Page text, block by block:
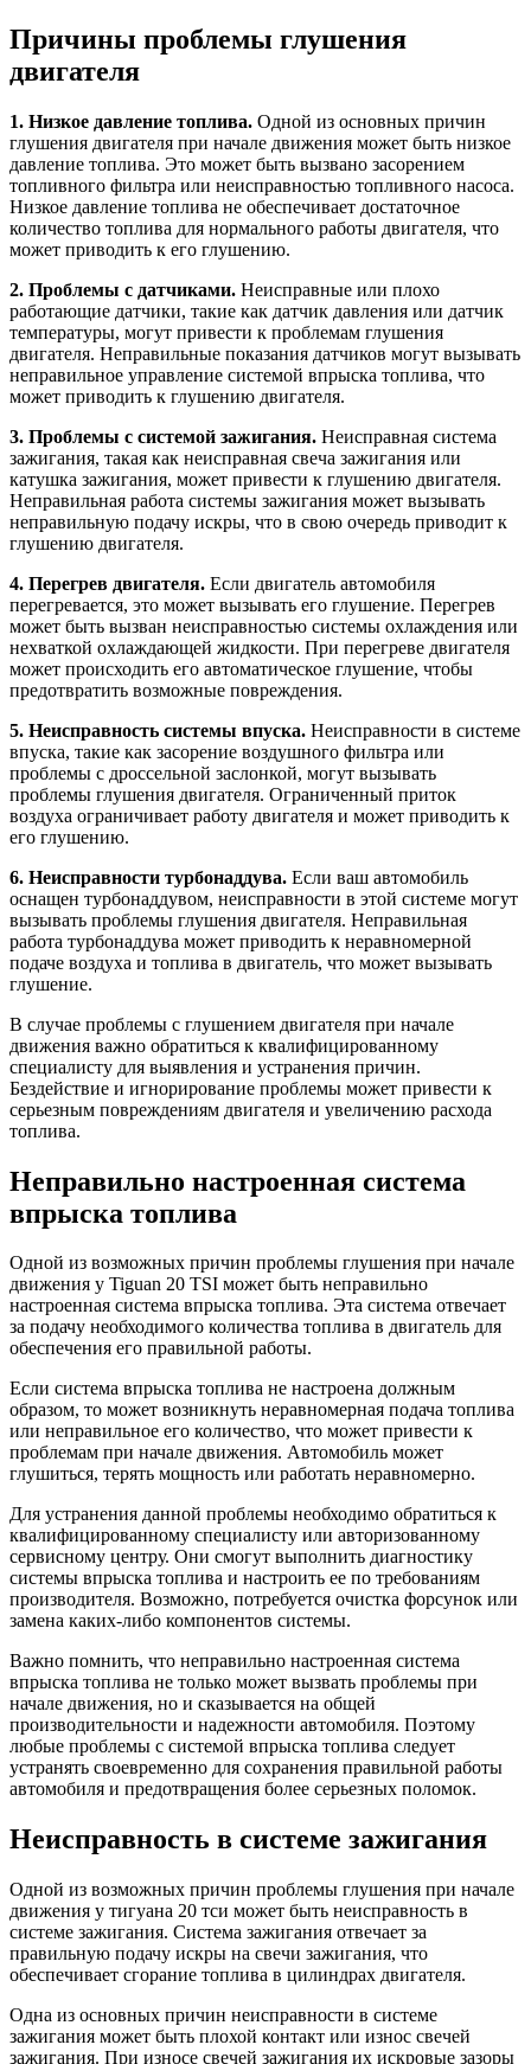
Причины проблемы глушения
двигателя
1. Низкое давление топлива. Одной из основных причин
глушения двигателя при начале движения может быть низкое
давление топлива. Это может быть вызвано засорением
топливного фильтра или неисправностью топливного насоса.
Низкое давление топлива не обеспечивает достаточное
количество топлива для нормального работы двигателя, что
может приводить к его глушению.
2. Проблемы с датчиками. Неисправные или плохо
работающие датчики, такие как датчик давления или датчик
температуры, могут привести к проблемам глушения
двигателя. Неправильные показания датчиков могут вызывать
неправильное управление системой впрыска топлива, что
может приводить к глушению двигателя.
3. Проблемы с системой зажигания. Неисправная система
зажигания, такая как неисправная свеча зажигания или
катушка зажигания, может привести к глушению двигателя.
Неправильная работа системы зажигания может вызывать
неправильную подачу искры, что в свою очередь приводит к
глушению двигателя.
4. Перегрев двигателя. Если двигатель автомобиля
перегревается, это может вызывать его глушение. Перегрев
может быть вызван неисправностью системы охлаждения или
нехваткой охлаждающей жидкости. При перегреве двигателя
может происходить его автоматическое глушение, чтобы
предотвратить возможные повреждения.
5. Неисправность системы впуска. Неисправности в системе
впуска, такие как засорение воздушного фильтра или
проблемы с дроссельной заслонкой, могут вызывать
проблемы глушения двигателя. Ограниченный приток
воздуха ограничивает работу двигателя и может приводить к
его глушению.
6. Неисправности турбонаддува. Если ваш автомобиль
оснащен турбонаддувом, неисправности в этой системе могут
вызывать проблемы глушения двигателя. Неправильная
работа турбонаддува может приводить к неравномерной
подаче воздуха и топлива в двигатель, что может вызывать
глушение.
В случае проблемы с глушением двигателя при начале
движения важно обратиться к квалифицированному
специалисту для выявления и устранения причин.
Бездействие и игнорирование проблемы может привести к
серьезным повреждениям двигателя и увеличению расхода
топлива.
Неправильно настроенная система
впрыска топлива
Одной из возможных причин проблемы глушения при начале
движения у Tiguan 20 TSI может быть неправильно
настроенная система впрыска топлива. Эта система отвечает
за подачу необходимого количества топлива в двигатель для
обеспечения его правильной работы.
Если система впрыска топлива не настроена должным
образом, то может возникнуть неравномерная подача топлива
или неправильное его количество, что может привести к
проблемам при начале движения. Автомобиль может
глушиться, терять мощность или работать неравномерно.
Для устранения данной проблемы необходимо обратиться к
квалифицированному специалисту или авторизованному
сервисному центру. Они смогут выполнить диагностику
системы впрыска топлива и настроить ее по требованиям
производителя. Возможно, потребуется очистка форсунок или
замена каких-либо компонентов системы.
Важно помнить, что неправильно настроенная система
впрыска топлива не только может вызвать проблемы при
начале движения, но и сказывается на общей
производительности и надежности автомобиля. Поэтому
любые проблемы с системой впрыска топлива следует
устранять своевременно для сохранения правильной работы
автомобиля и предотвращения более серьезных поломок.
Неисправность в системе зажигания
Одной из возможных причин проблемы глушения при начале
движения у тигуана 20 тси может быть неисправность в
системе зажигания. Система зажигания отвечает за
правильную подачу искры на свечи зажигания, что
обеспечивает сгорание топлива в цилиндрах двигателя.
Одна из основных причин неисправности в системе
зажигания может быть плохой контакт или износ свечей
зажигания. При износе свечей зажигания их искровые зазоры